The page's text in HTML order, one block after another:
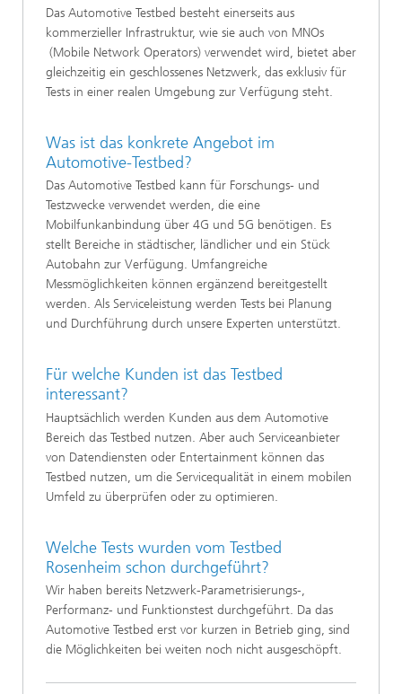
Das Automotive Testbed besteht einerseits aus
kommerzieller Infrastruktur, wie sie auch von MNOs
(Mobile Network Operators) verwendet wird, bietet aber
gleichzeitig ein geschlossenes Netzwerk, das exklusiv für
Tests in einer realen Umgebung zur Verfügung steht.
Was ist das konkrete Angebot im
Automotive-Testbed?
Das Automotive Testbed kann für Forschungs- und
Testzwecke verwendet werden, die eine
Mobilfunkanbindung über 4G und 5G benötigen. Es
stellt Bereiche in städtischer, ländlicher und ein Stück
Autobahn zur Verfügung. Umfangreiche
Messmöglichkeiten können ergänzend bereitgestellt
werden. Als Serviceleistung werden Tests bei Planung
und Durchführung durch unsere Experten unterstützt.
Für welche Kunden ist das Testbed
interessant?
Hauptsächlich werden Kunden aus dem Automotive
Bereich das Testbed nutzen. Aber auch Serviceanbieter
von Datendiensten oder Entertainment können das
Testbed nutzen, um die Servicequalität in einem mobilen
Umfeld zu überprüfen oder zu optimieren.
Welche Tests wurden vom Testbed
Rosenheim schon durchgeführt?
Wir haben bereits Netzwerk-Parametrisierungs-,
Performanz- und Funktionstest durchgeführt. Da das
Automotive Testbed erst vor kurzen in Betrieb ging, sind
die Möglichkeiten bei weiten noch nicht ausgeschöpft.